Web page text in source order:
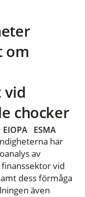
om
vid
chocker
EIOPA ESMA
har
av
vid
dess förmåga
även